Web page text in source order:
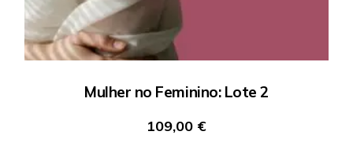
Mulher no Feminino: Lote 2
109,00 €